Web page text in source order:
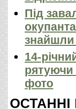
Під
знайшли
14-
рятуючи
фото
ОСТАННІ